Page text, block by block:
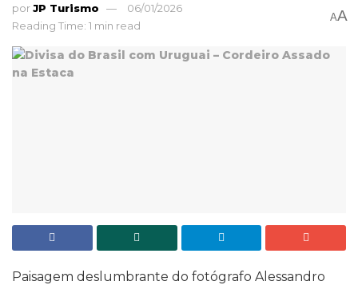
porJP Turismo
06/01/2026
Reading Time: 1 min read
AA
Paisagem deslumbrante do fotógrafo Alessandro